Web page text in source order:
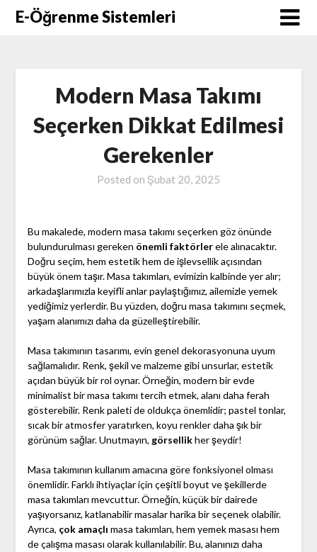
SkipE-Öğrenme Sistemleri
Modern Masa Takımı
Seçerken Dikkat Edilmesi
Gerekenler
Posted on Şubat 20, 2025
Bu makalede, modern masa takımı seçerken göz önünde
bulundurulması gereken önemli faktörlerele alınacaktır.
Doğru seçim, hem estetik hem de işlevsellik açısından
büyük önem taşır. Masa takımları, evimizin kalbinde yer alır;
arkadaşlarımızla keyifli anlar paylaştığımız, ailemizle yemek
yediğimiz yerlerdir. Bu yüzden, doğru masa takımını seçmek,
yaşam alanımızı daha da güzelleştirebilir.
Masa takımının tasarımı, evin genel dekorasyonuna uyum
sağlamalıdır. Renk, şekil ve malzeme gibi unsurlar, estetik
açıdan büyük bir rol oynar. Örneğin, modern bir evde
minimalist bir masa takımı tercih etmek, alanı daha ferah
gösterebilir. Renk paleti de oldukça önemlidir; pastel tonlar,
sıcak bir atmosfer yaratırken, koyu renkler daha şık bir
görünüm sağlar. Unutmayın, görsellikher şeydir!
Masa takımının kullanım amacına göre fonksiyonel olması
önemlidir. Farklı ihtiyaçlar için çeşitli boyut ve şekillerde
masa takımları mevcuttur. Örneğin, küçük bir dairede
yaşıyorsanız, katlanabilir masalar harika bir seçenek olabilir.
Ayrıca, çok amaçlı masa takımları, hem yemek masası hem
de çalışma masası olarak kullanılabilir. Bu, alanınızı daha